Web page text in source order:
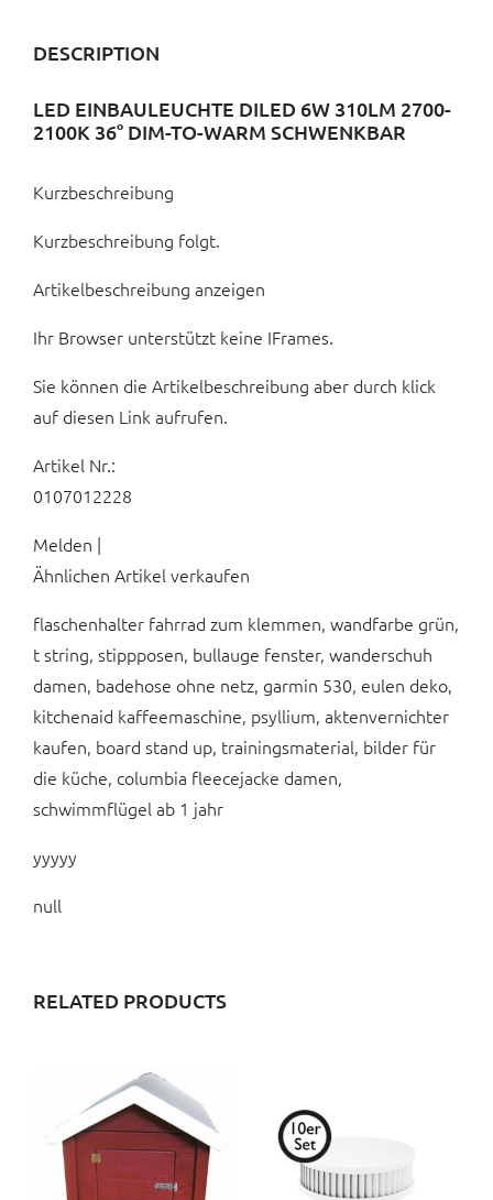
DESCRIPTION
LED EINBAULEUCHTE DILED 6W 310LM 2700-
2100K 36° DIM-TO-WARM SCHWENKBAR
Kurzbeschreibung
Kurzbeschreibung folgt.
Artikelbeschreibung anzeigen
Ihr Browser unterstützt keine IFrames.
Sie können die Artikelbeschreibung aber durch klick
auf diesen Link aufrufen.
Artikel Nr.:
0107012228
Melden |
Ähnlichen Artikel verkaufen
flaschenhalter fahrrad zum klemmen, wandfarbe grün,
t string, stippposen, bullauge fenster, wanderschuh
damen, badehose ohne netz, garmin 530, eulen deko,
kitchenaid kaffeemaschine, psyllium, aktenvernichter
kaufen, board stand up, trainingsmaterial, bilder für
die küche, columbia fleecejacke damen,
schwimmflügel ab 1 jahr
yyyyy
null
RELATED PRODUCTS